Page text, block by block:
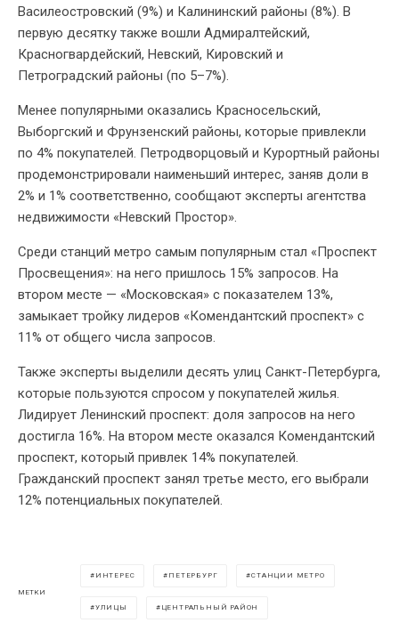
Василеостровский (9%) и Калининский районы (8%). В
первую десятку также вошли Адмиралтейский,
Красногвардейский, Невский, Кировский и
Петроградский районы (по 5–7%).
Менее популярными оказались Красносельский,
Выборгский и Фрунзенский районы, которые привлекли
по 4% покупателей. Петродворцовый и Курортный районы
продемонстрировали наименьший интерес, заняв доли в
2% и 1% соответственно, сообщают эксперты агентства
недвижимости «Невский Простор».
Среди станций метро самым популярным стал «Проспект
Просвещения»: на него пришлось 15% запросов. На
втором месте — «Московская» с показателем 13%,
замыкает тройку лидеров «Комендантский проспект» с
11% от общего числа запросов.
Также эксперты выделили десять улиц Санкт-Петербурга,
которые пользуются спросом у покупателей жилья.
Лидирует Ленинский проспект: доля запросов на него
достигла 16%. На втором месте оказался Комендантский
проспект, который привлек 14% покупателей.
Гражданский проспект занял третье место, его выбрали
12% потенциальных покупателей.
МЕТКИ
ИНТЕРЕС ПЕТЕРБУРГ СТАНЦИИ МЕТРО
УЛИЦЫ ЦЕНТРАЛЬНЫЙ РАЙОН